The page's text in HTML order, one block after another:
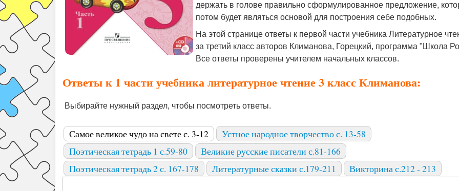
держать в голове правильно сформулированное предложение,
потом будет являться основой для построения себе подобных.
На этой странице ответы к первой части учебника Литературное
за третий класс авторов Климанова, Горецкий, программа "Школа
Все ответы проверены учителем начальных классов.
Ответы к 1 части учебника литературное чтение 3 класс Климанова:
Выбирайте нужный раздел, чтобы посмотреть ответы.
Самое великое чудо на свете с. 3-12
Устное народное творчество с. 13-58
Поэтическая тетрадь 1 с.59-80
Великие русские писатели с.81-166
Поэтическая тетрадь 2 с. 167-178
Литературные сказки с.179-211 Викторина с.212 - 213